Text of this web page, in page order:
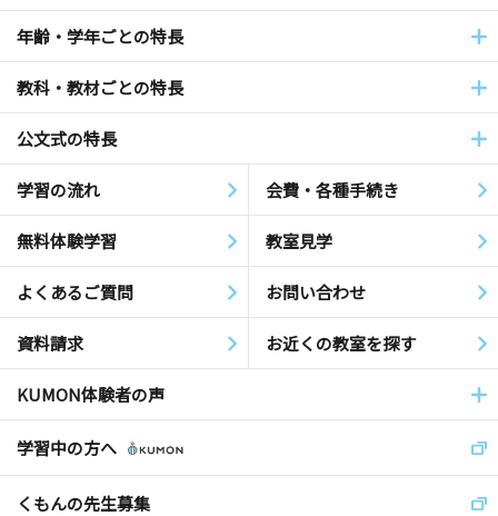
年齢・学年ごとの特長
教科・教材ごとの特長
公文式の特長
学習の流れ 会費・各種手続き
無料体験学習 教室見学
よくあるご質問 お問い合わせ
資料請求 お近くの教室を探す
KUMON体験者の声
学習中の方へ
くもんの先生募集